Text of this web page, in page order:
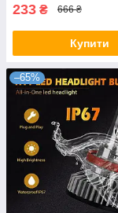
233 ₴ 666 ₴
Купити
–65%